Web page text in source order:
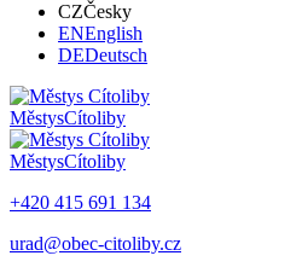
CZČesky
ENEnglish
DEDeutsch
MěstysCítoliby
MěstysCítoliby
+420 415 691 134
urad@obec-citoliby.cz